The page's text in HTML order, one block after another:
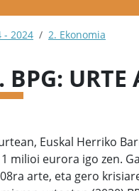
- 2024 2. Ekonomia
BPG:
Euskal Herriko
milioi eurora igo zen.
arte, eta gero